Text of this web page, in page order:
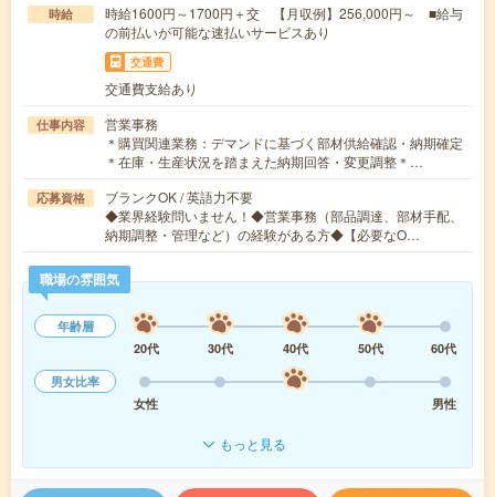
時給
時給1600円～1700円＋交 【月収例】256,000円～ ■給与
の前払いが可能な速払いサービスあり
交通費
交通費支給あり
仕事内容
営業事務
＊購買関連業務：デマンドに基づく部材供給確認・納期確定
＊在庫・生産状況を踏まえた納期回答・変更調整＊…
応募資格
ブランクOK / 英語力不要
◆業界経験問いません！◆営業事務（部品調達、部材手配、
納期調整・管理など）の経験がある方◆【必要なO…
職場の雰囲気
年齢層
20代
30代 40代 50代
60代
男女比率
女性
男性
もっと見る